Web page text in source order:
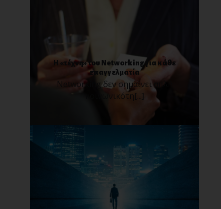
H «τέχνη» του Networking για κάθε
επαγγελματία
Νetworking δεν σημαίνει απλή
κοινωνικότη[...]